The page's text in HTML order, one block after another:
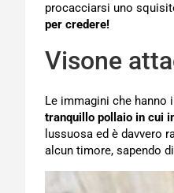
procacciarsi uno
per credere!
Visone
Le immagini che hanno
tranquillo pollaio in cui
lussuosa ed è davvero
alcun timore, sapendo